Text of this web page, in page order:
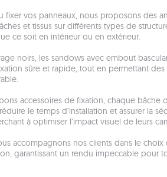
fixer vos panneaux, nous proposons des
et tissus sur différents types de
ce soit en intérieur ou en extérieur.
noirs, les sandows avec embout
sûre et rapide, tout en permettant
accessoires de fixation, chaque
le temps d’installation et assurer la
à optimiser l’impact visuel de leurs
accompagnons nos clients dans le
garantissant un rendu impeccable pour